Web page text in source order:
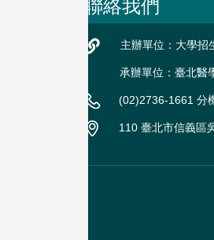
聯絡我們
主辦單位：大學招
承辦單位：臺北醫
(02)2736-1661 分
110 臺北市信義區